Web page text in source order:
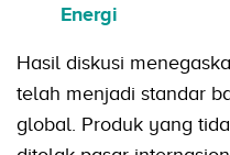
Energi
Hasil diskusi
telah menjadi standar
global. Produk yang